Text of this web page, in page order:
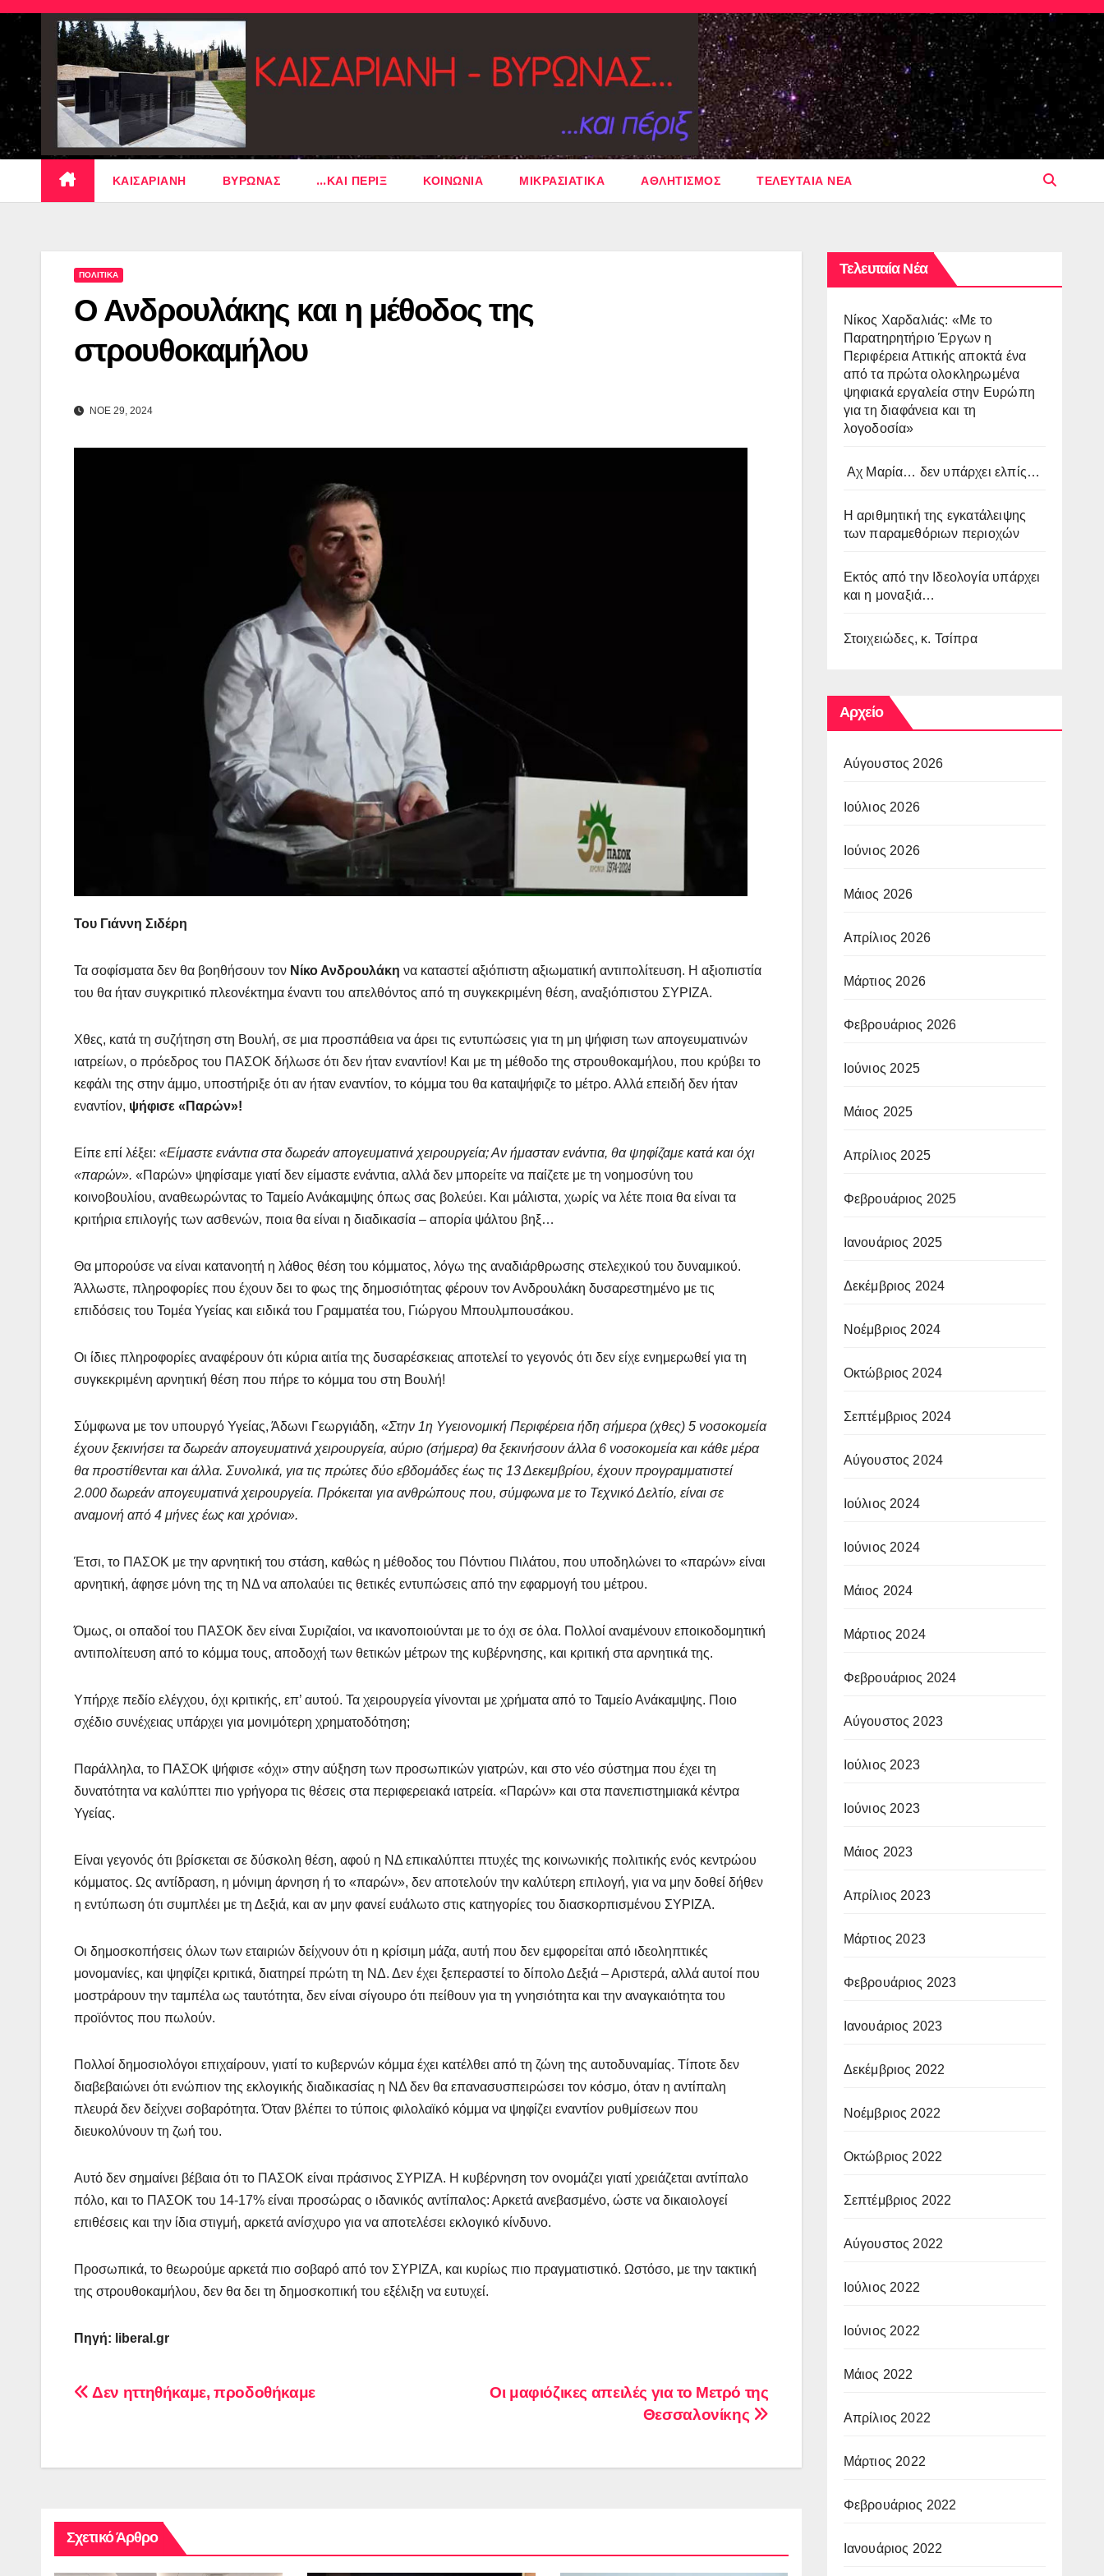
Skip
content
ΚΑΙΣΑΡΙΑΝΗ ΒΥΡΩΝΑΣ …ΚΑΙ ΠΕΡΙΞ ΚΟΙΝΩΝΙΑ ΜΙΚΡΑΣΙΑΤΙΚΑ ΑΘΛΗΤΙΣΜΟΣ ΤΕΛΕΥΤΑΙΑ ΝΕΑ
ΠΟΛΙΤΙΚΑ
Ο Ανδρουλάκης και η μέθοδος της
στρουθοκαμήλου
ΝΟΕ 29, 2024
Του Γιάννη Σιδέρη
Τα σοφίσματα δεν θα βοηθήσουν τον Νίκο Ανδρουλάκη να καταστεί αξιόπιστη αξιωματική αντιπολίτευση. Η αξιοπιστία
του θα ήταν συγκριτικό πλεονέκτημα έναντι του απελθόντος από τη συγκεκριμένη θέση, αναξιόπιστου ΣΥΡΙΖΑ.
Χθες, κατά τη συζήτηση στη Βουλή, σε μια προσπάθεια να άρει τις εντυπώσεις για τη μη ψήφιση των απογευματινών
ιατρείων, ο πρόεδρος του ΠΑΣΟΚ δήλωσε ότι δεν ήταν εναντίον! Και με τη μέθοδο της στρουθοκαμήλου, που κρύβει το
κεφάλι της στην άμμο, υποστήριξε ότι αν ήταν εναντίον, το κόμμα του θα καταψήφιζε το μέτρο. Αλλά επειδή δεν ήταν
εναντίον, ψήφισε «Παρών»!
Είπε επί λέξει: «Είμαστε ενάντια στα δωρεάν απογευματινά χειρουργεία; Αν ήμασταν ενάντια, θα ψηφίζαμε κατά και όχι
«παρών». «Παρών» ψηφίσαμε γιατί δεν είμαστε ενάντια, αλλά δεν μπορείτε να παίζετε με τη νοημοσύνη του
κοινοβουλίου, αναθεωρώντας το Ταμείο Ανάκαμψης όπως σας βολεύει. Και μάλιστα, χωρίς να λέτε ποια θα είναι τα
κριτήρια επιλογής των ασθενών, ποια θα είναι η διαδικασία – απορία ψάλτου βηξ…
Θα μπορούσε να είναι κατανοητή η λάθος θέση του κόμματος, λόγω της αναδιάρθρωσης στελεχικού του δυναμικού.
Άλλωστε, πληροφορίες που έχουν δει το φως της δημοσιότητας φέρουν τον Ανδρουλάκη δυσαρεστημένο με τις
επιδόσεις του Τομέα Υγείας και ειδικά του Γραμματέα του, Γιώργου Μπουλμπουσάκου.
Οι ίδιες πληροφορίες αναφέρουν ότι κύρια αιτία της δυσαρέσκειας αποτελεί το γεγονός ότι δεν είχε ενημερωθεί για τη
συγκεκριμένη αρνητική θέση που πήρε το κόμμα του στη Βουλή!
Σύμφωνα με τον υπουργό Υγείας, Άδωνι Γεωργιάδη, «Στην 1η Υγειονομική Περιφέρεια ήδη σήμερα (χθες) 5 νοσοκομεία
έχουν ξεκινήσει τα δωρεάν απογευματινά χειρουργεία, αύριο (σήμερα) θα ξεκινήσουν άλλα 6 νοσοκομεία και κάθε μέρα
θα προστίθενται και άλλα. Συνολικά, για τις πρώτες δύο εβδομάδες έως τις 13 Δεκεμβρίου, έχουν προγραμματιστεί
2.000 δωρεάν απογευματινά χειρουργεία. Πρόκειται για ανθρώπους που, σύμφωνα με το Τεχνικό Δελτίο, είναι σε
αναμονή από 4 μήνες έως και χρόνια».
Έτσι, το ΠΑΣΟΚ με την αρνητική του στάση, καθώς η μέθοδος του Πόντιου Πιλάτου, που υποδηλώνει το «παρών» είναι
αρνητική, άφησε μόνη της τη ΝΔ να απολαύει τις θετικές εντυπώσεις από την εφαρμογή του μέτρου.
Όμως, οι οπαδοί του ΠΑΣΟΚ δεν είναι Συριζαίοι, να ικανοποιούνται με το όχι σε όλα. Πολλοί αναμένουν εποικοδομητική
αντιπολίτευση από το κόμμα τους, αποδοχή των θετικών μέτρων της κυβέρνησης, και κριτική στα αρνητικά της.
Υπήρχε πεδίο ελέγχου, όχι κριτικής, επ’ αυτού. Τα χειρουργεία γίνονται με χρήματα από το Ταμείο Ανάκαμψης. Ποιο
σχέδιο συνέχειας υπάρχει για μονιμότερη χρηματοδότηση;
Παράλληλα, το ΠΑΣΟΚ ψήφισε «όχι» στην αύξηση των προσωπικών γιατρών, και στο νέο σύστημα που έχει τη
δυνατότητα να καλύπτει πιο γρήγορα τις θέσεις στα περιφερειακά ιατρεία. «Παρών» και στα πανεπιστημιακά κέντρα
Υγείας.
Είναι γεγονός ότι βρίσκεται σε δύσκολη θέση, αφού η ΝΔ επικαλύπτει πτυχές της κοινωνικής πολιτικής ενός κεντρώου
κόμματος. Ως αντίδραση, η μόνιμη άρνηση ή το «παρών», δεν αποτελούν την καλύτερη επιλογή, για να μην δοθεί δήθεν
η εντύπωση ότι συμπλέει με τη Δεξιά, και αν μην φανεί ευάλωτο στις κατηγορίες του διασκορπισμένου ΣΥΡΙΖΑ.
Οι δημοσκοπήσεις όλων των εταιριών δείχνουν ότι η κρίσιμη μάζα, αυτή που δεν εμφορείται από ιδεοληπτικές
μονομανίες, και ψηφίζει κριτικά, διατηρεί πρώτη τη ΝΔ. Δεν έχει ξεπεραστεί το δίπολο Δεξιά – Αριστερά, αλλά αυτοί που
μοστράρουν την ταμπέλα ως ταυτότητα, δεν είναι σίγουρο ότι πείθουν για τη γνησιότητα και την αναγκαιότητα του
προϊόντος που πωλούν.
Πολλοί δημοσιολόγοι επιχαίρουν, γιατί το κυβερνών κόμμα έχει κατέλθει από τη ζώνη της αυτοδυναμίας. Τίποτε δεν
διαβεβαιώνει ότι ενώπιον της εκλογικής διαδικασίας η ΝΔ δεν θα επανασυσπειρώσει τον κόσμο, όταν η αντίπαλη
πλευρά δεν δείχνει σοβαρότητα. Όταν βλέπει το τύποις φιλολαϊκό κόμμα να ψηφίζει εναντίον ρυθμίσεων που
διευκολύνουν τη ζωή του.
Αυτό δεν σημαίνει βέβαια ότι το ΠΑΣΟΚ είναι πράσινος ΣΥΡΙΖΑ. Η κυβέρνηση τον ονομάζει γιατί χρειάζεται αντίπαλο
πόλο, και το ΠΑΣΟΚ του 14-17% είναι προσώρας ο ιδανικός αντίπαλος: Αρκετά ανεβασμένο, ώστε να δικαιολογεί
επιθέσεις και την ίδια στιγμή, αρκετά ανίσχυρο για να αποτελέσει εκλογικό κίνδυνο.
Προσωπικά, το θεωρούμε αρκετά πιο σοβαρό από τον ΣΥΡΙΖΑ, και κυρίως πιο πραγματιστικό. Ωστόσο, με την τακτική
της στρουθοκαμήλου, δεν θα δει τη δημοσκοπική του εξέλιξη να ευτυχεί.
Πηγή: liberal .gr
Πλοήγηση
Οι μαφιόζικες απειλές για το Μετρό της
Θεσσαλονίκης
Δεν ηττηθήκαμε, προδοθήκαμε
Σχετικό Άρθρο
Τελευταία Νέα
Νίκος Χαρδαλιάς: «Με το
Παρατηρητήριο Έργων η
Περιφέρεια Αττικής αποκτά ένα
από τα πρώτα ολοκληρωμένα
ψηφιακά εργαλεία στην Ευρώπη
για τη διαφάνεια και τη
λογοδοσία»
Αχ Μαρία… δεν υπάρχει ελπίς…
Η αριθμητική της εγκατάλειψης
των παραμεθόριων περιοχών
Εκτός από την Ιδεολογία υπάρχει
και η μοναξιά…
Στοιχειώδες, κ. Τσίπρα
Αρχείο
Αύγουστος 2026
Ιούλιος 2026
Ιούνιος 2026
Μάιος 2026
Απρίλιος 2026
Μάρτιος 2026
Φεβρουάριος 2026
Ιούνιος 2025
Μάιος 2025
Απρίλιος 2025
Φεβρουάριος 2025
Ιανουάριος 2025
Δεκέμβριος 2024
Νοέμβριος 2024
Οκτώβριος 2024
Σεπτέμβριος 2024
Αύγουστος 2024
Ιούλιος 2024
Ιούνιος 2024
Μάιος 2024
Μάρτιος 2024
Φεβρουάριος 2024
Αύγουστος 2023
Ιούλιος 2023
Ιούνιος 2023
Μάιος 2023
Απρίλιος 2023
Μάρτιος 2023
Φεβρουάριος 2023
Ιανουάριος 2023
Δεκέμβριος 2022
Νοέμβριος 2022
Οκτώβριος 2022
Σεπτέμβριος 2022
Αύγουστος 2022
Ιούλιος 2022
Ιούνιος 2022
Μάιος 2022
Απρίλιος 2022
Μάρτιος 2022
Φεβρουάριος 2022
Ιανουάριος 2022